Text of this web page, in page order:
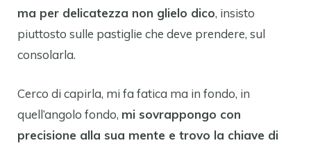
ma per delicatezza non glielo dico, insisto
piuttosto sulle pastiglie che deve prendere, sul
consolarla.
Cerco di capirla, mi fa fatica ma in fondo, in
quell’angolo fondo, mi sovrappongo con
precisione alla sua mente e trovo la chiave di